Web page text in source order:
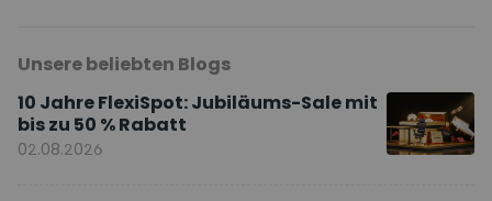
Unsere beliebten Blogs
10 Jahre FlexiSpot: Jubiläums-Sale mit
bis zu 50 % Rabatt
02.08.2026